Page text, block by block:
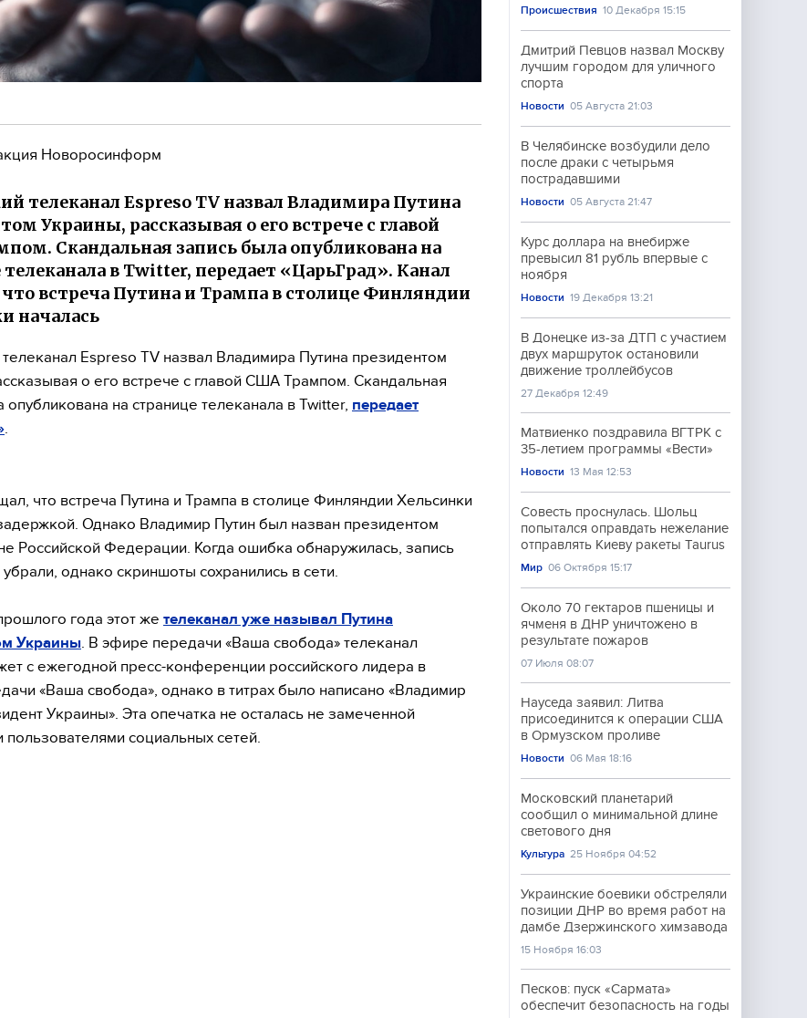
Новоросинформ
телеканал Espreso TV назвал Владимира Путина
Украины, рассказывая о его встрече с главой
Скандальная запись была опубликована на
в Twitter, передает «ЦарьГрад». Канал
встреча Путина и Трампа в столице Финляндии
началась
Espreso TV назвал Владимира Путина президентом
о его встрече с главой США Трампом. Скандальная
опубликована на странице телеканала в Twitter, передает
что встреча Путина и Трампа в столице Финляндии Хельсинки
Однако Владимир Путин был назван президентом
Российской Федерации. Когда ошибка обнаружилась, запись
однако скриншоты сохранились в сети.
года этот же телеканал уже называл Путина
Украины . В эфире передачи «Ваша свобода» телеканал
с ежегодной пресс-конференции российского лидера в
«Ваша свобода», однако в титрах было написано «Владимир
Украины». Эта опечатка не осталась не замеченной
пользователями социальных сетей.
Происшествия 10 Декабря 15:15
Дмитрий Певцов назвал Москву
лучшим городом для уличного
спорта
Новости 05 Августа 21:03
В Челябинске возбудили дело
после драки с четырьмя
пострадавшими
Новости 05 Августа 21:47
Курс доллара на внебирже
превысил 81 рубль впервые с
ноября
Новости 19 Декабря 13:21
В Донецке из-за ДТП с участием
двух маршруток остановили
движение троллейбусов
27 Декабря 12:49
Матвиенко поздравила ВГТРК с
35-летием программы «Вести»
Новости 13 Мая 12:53
Совесть проснулась. Шольц
попытался оправдать нежелание
отправлять Киеву ракеты Taurus
Мир 06 Октября 15:17
Около 70 гектаров пшеницы и
ячменя в ДНР уничтожено в
результате пожаров
07 Июля 08:07
Науседа заявил: Литва
присоединится к операции США
в Ормузском проливе
Новости 06 Мая 18:16
Московский планетарий
сообщил о минимальной длине
светового дня
Культура 25 Ноября 04:52
Украинские боевики обстреляли
позиции ДНР во время работ на
дамбе Дзержинского химзавода
15 Ноября 16:03
Песков: пуск «Сармата»
обеспечит безопасность на годы